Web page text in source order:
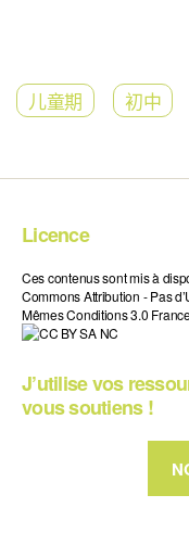
儿童期 初中
Licence
Ces contenus sont mis à
Commons Attribution - Pas
Mêmes Conditions 3.0
J’utilise vos
vous soutiens !